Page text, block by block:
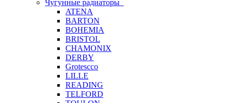
Чугунные радиаторы
ATENA
BARTON
BOHEMIA
BRISTOL
CHAMONIX
DERBY
Grotescco
LILLE
READING
TELFORD